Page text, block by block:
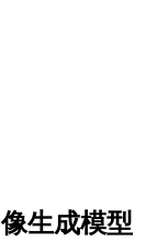
生成模型